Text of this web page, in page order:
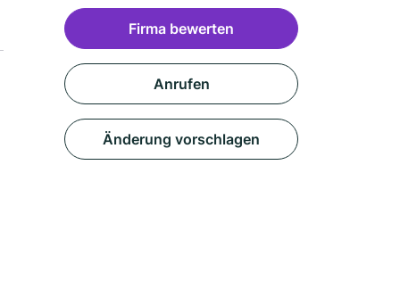
Firma bewerten
Anrufen
Änderung vorschlagen